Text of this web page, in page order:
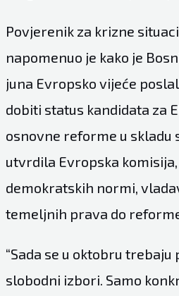
Povjerenik za krizne
napomenuo je kako je
juna Evropsko vijeće
dobiti status kandidata za
osnovne reforme u skladu
utvrdila Evropska
demokratskih normi,
temeljnih prava do
“Sada se u oktobru
slobodni izbori. Samo